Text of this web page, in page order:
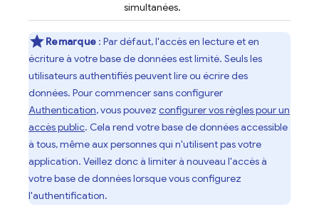
simultanées.
Remarque : Par défaut, l'accès en lecture et en
écriture à votre base de données est limité. Seuls les
utilisateurs authentifiés peuvent lire ou écrire des
données. Pour commencer sans configurer
Authentication, vous pouvez configurer vos règles pour un
accès public. Cela rend votre base de données accessible
à tous, même aux personnes qui n'utilisent pas votre
application. Veillez donc à limiter à nouveau l'accès à
votre base de données lorsque vous configurez
l'authentification.